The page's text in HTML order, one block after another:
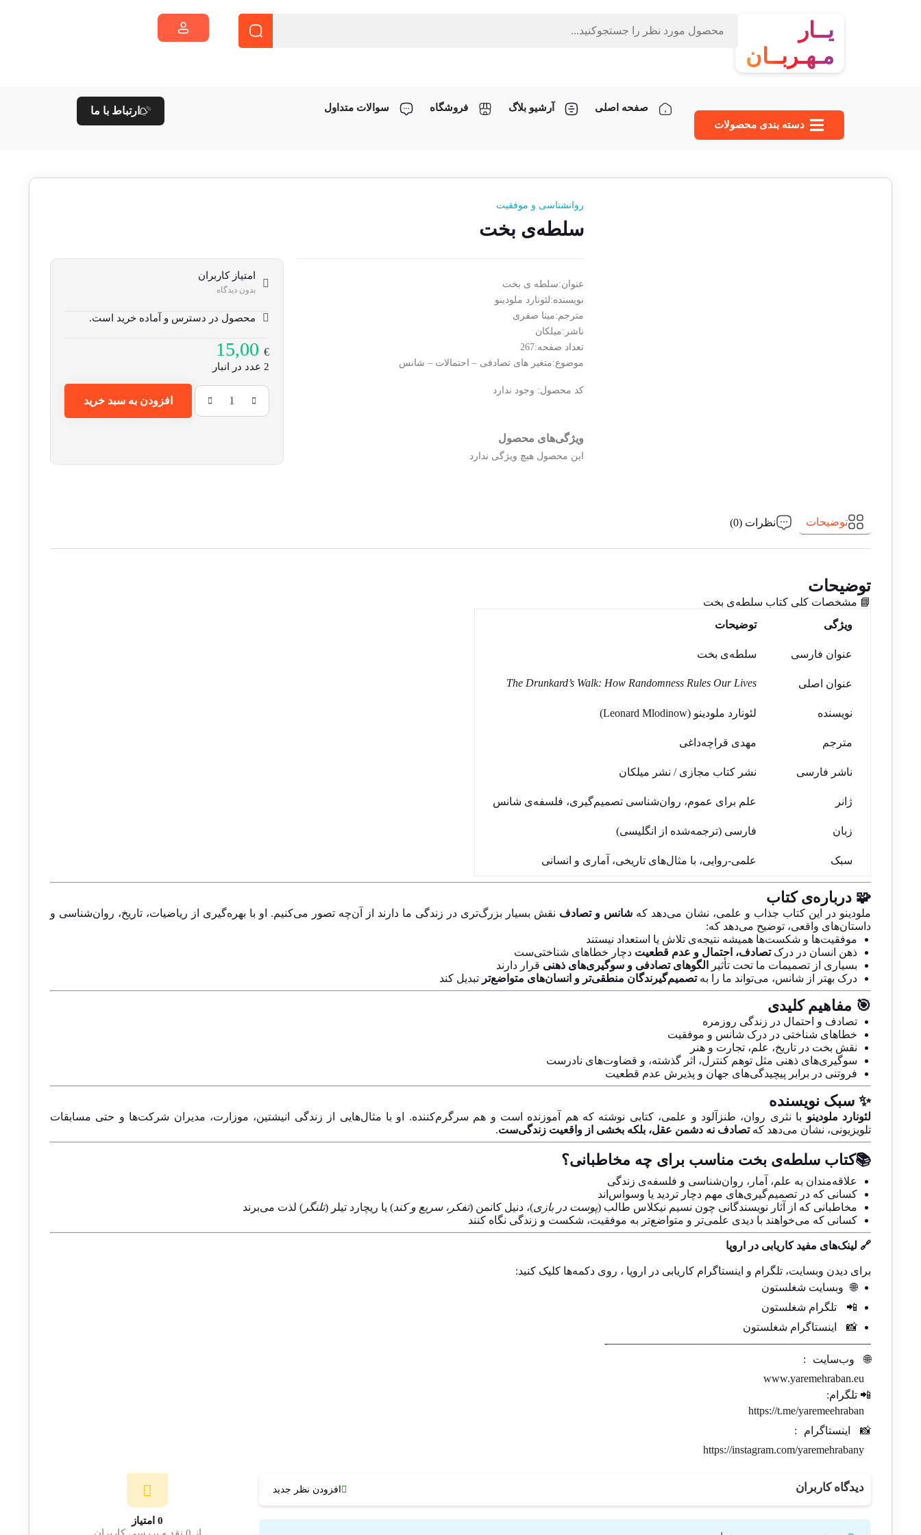
یــار
مـهـربــان
دسته‌ بندی محصولات
صفحه اصلی آرشیو بلاگ فروشگاه سوالات متداول ارتباط با ما
روانشناسی و موفقیت
سلطه‌ی بخت
عنوان:سلطه ی بخت
نویسنده:لئونارد ملودینو
مترجم:مینا صفری
ناشر:میلکان
تعداد صفحه:267
موضوع:متغیر های تصادفی – احتمالات – شانس
کد محصول: وجود ندارد
ویژگی‌های محصول
این محصول هیچ ویژگی ندارد
امتیاز کاربران
بدون دیدگاه
محصول در دسترس و آماده خرید است.
15,00€
2 عدد در انبار
افزودن به سبد خرید
توضیحات نظرات (0)
توضیحات
📘 مشخصات کلی کتاب سلطه‌ی بخت
ویژگی
توضیحات
عنوان فارسی سلطه‌ی بخت
عنوان اصلی The Drunkard’s Walk: How Randomness Rules Our Lives
نویسنده لئونارد ملودینو (Leonard Mlodinow)
مترجم مهدی قراچه‌داغی
ناشر فارسی نشر کتاب مجازی / نشر میلکان
ژانر علم برای عموم، روان‌شناسی تصمیم‌گیری، فلسفه‌ی شانس
زبان فارسی (ترجمه‌شده از انگلیسی)
سبک علمی-روایی، با مثال‌های تاریخی، آماری و انسانی
🧩 درباره‌ی کتاب
ملودینو در این کتاب جذاب و علمی، نشان می‌دهد که شانس و تصادف نقش بسیار بزرگ‌تری در زندگی ما دارند از آن‌چه تصور می‌کنیم. او با بهره‌گیری از ریاضیات، تاریخ، روان‌شناسی و
داستان‌های واقعی، توضیح می‌دهد که:
موفقیت‌ها و شکست‌ها همیشه نتیجه‌ی تلاش یا استعداد نیستند
ذهن انسان در درکتصادف، احتمال و عدم قطعیت دچار خطاهای شناختی‌ست
بسیاری از تصمیمات ما تحت تأثیر
الگوهای تصادفی و سوگیری‌های ذهنی قرار دارند
درک بهتر از شانس، می‌تواند ما را بهتصمیم‌گیرندگان منطقی‌تر و انسان‌های متواضع‌تر تبدیل کند
🎯 مفاهیم کلیدی
تصادف و احتمال در زندگی روزمره
خطاهای شناختی در درک شانس و موفقیت
نقش بخت در تاریخ، علم، تجارت و هنر
سوگیری‌های ذهنی مثل توهم کنترل، اثر گذشته، و قضاوت‌های نادرست
فروتنی در برابر پیچیدگی‌های جهان و پذیرش عدم قطعیت
✨ سبک نویسنده
لئونارد ملودینو با نثری روان، طنزآلود و علمی، کتابی نوشته که هم آموزنده است و هم سرگرم‌کننده. او با مثال‌هایی از زندگی انیشتین، موزارت، مدیران شرکت‌ها و حتی مسابقات
تلویزیونی، نشان می‌دهد کهتصادف نه دشمن عقل، بلکه بخشی از واقعیت زندگی‌ست.
📚کتاب سلطه‌ی بخت مناسب برای چه مخاطبانی؟
علاقه‌مندان به علم، آمار، روان‌شناسی و فلسفه‌ی زندگی
کسانی که در تصمیم‌گیری‌های مهم دچار تردید یا وسواس‌اند
مخاطبانی که از آثار نویسندگانی چون نسیم نیکلاس طالب (پوست در بازی)، دنیل کانمن (تفکر، سریع و کند) یا ریچارد تیلر (تلنگر ) لذت می‌برند
کسانی که می‌خواهند با دیدی علمی‌تر و متواضع‌تر به موفقیت، شکست و زندگی نگاه کنند
🔗 لینک‌های مفید کاریابی در اروپا
برای دیدن وبسایت، تلگرام و اینستاگرام کاریابی در اروپا ، روی دکمه‌ها کلیک کنید:
🌐
وبسایت شغلستون
📲
تلگرام شغلستون
📸
اینستاگرام شغلستون
————————————————————————-
🌐
وب‌سایت
:
www.yaremehraban.eu
📲 تلگرام:
https://t.me/yaremeehraban
📸
اینستاگرام
:
https://instagram.com/yaremehrabany
دیدگاه کاربران افزودن نظر جدید
0 امتیاز